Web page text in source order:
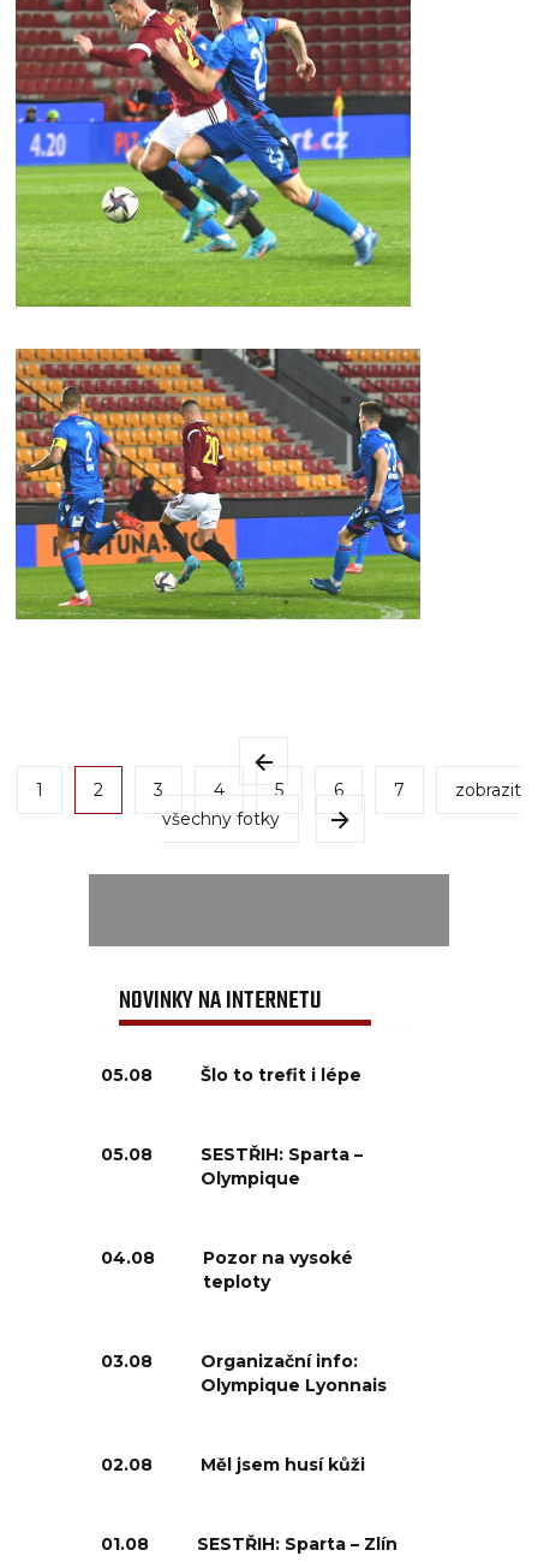
1 2 3 4 5 6 7
zobrazit
všechny fotky
NOVINKY NA INTERNETU
05.08 Šlo to trefit i lépe
05.08
SESTŘIH: Sparta –
Olympique
04.08
Pozor na vysoké
teploty
03.08
Organizační info:
Olympique Lyonnais
02.08 Měl jsem husí kůži
01.08 SESTŘIH: Sparta – Zlín